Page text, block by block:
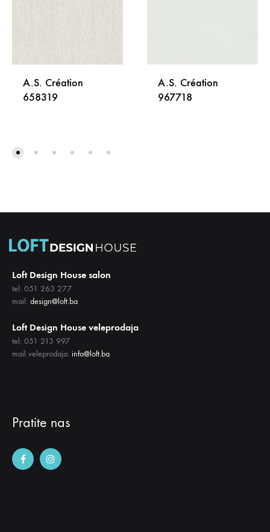
A.S. Création
658319
A.S. Création
967718
Loft Design House salon
tel: 051 263 277
mail: design@loft.ba
Loft Design House veleprodaja
tel: 051 213 997
mail veleprodaja: info@loft.ba
Pratite nas